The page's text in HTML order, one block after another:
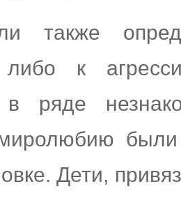
также
к
в ряде
Дети,